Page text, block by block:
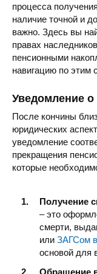
процесса
наличие точной и
важно. Здесь вы
правах
пенсионными
навигацию по этим
Уведомление о
После кончины
юридических
уведомление
прекращения
которые
Получение
– это
смерти,
или ЗАГСом
основой для
Обращение